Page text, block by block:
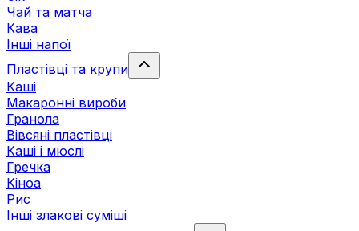
Чай та матча
Кава
Інші напої
Пластівці та крупи
Каші
Макаронні вироби
Гранола
Вівсяні пластівці
Каші і мюслі
Гречка
Кіноа
Рис
Інші злакові суміші